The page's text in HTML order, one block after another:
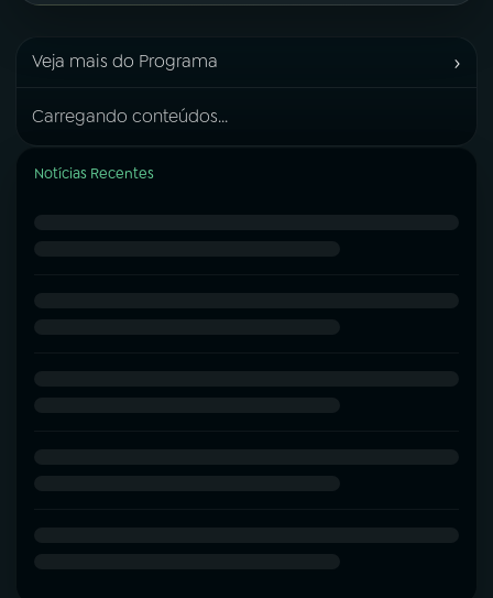
Veja mais do Programa ›
Carregando conteúdos...
Notícias Recentes